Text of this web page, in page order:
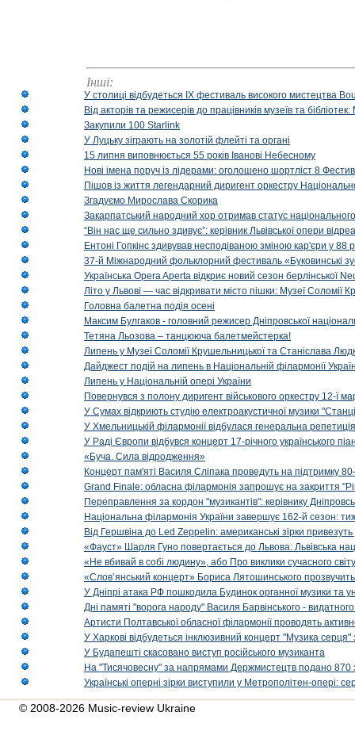
Інші:
У столиці відбудеться IX фестиваль високого мистецтва
Від акторів та режисерів до працівників музеїв та
Закупили 100 Starlink
У Луцьку зіграють на золотій флейті та органі
15 липня виповнюється 55 років Іванові Небесному
Нові імена поруч із лідерами: оголошено шортліст 8
Пішов із життя легендарний диригент оркестру
Згадуємо Мирослава Скорика
Закарпатський народний хор отримав статус національного
“Він нас ще сильно здивує”: керівник Львівської опери
Ентоні Гопкінс здивував несподіваною зміною кар'єри у 88
37-й Міжнародний фольклорний фестиваль «Буковинські
Українська Opera Aperta відкриє новий сезон берлінської
Літо у Львові — час відкривати місто пішки: Музеї Соломії
Головна балетна подія осені
Максим Булгаков - головний режисер Дніпровської
Тетяна Льозова – танцююча балетмейстерка!
Липень у Музеї Соломії Крушельницької та Станіслава
Дайджест подій на липень в Національній філармонії
Липень у Національній опері України
Повернувся з полону диригент військового оркестру 12-ї
У Сумах відкриють студію електроакустичної музики
У Хмельницькій філармонії відбулася генеральна
У Раді Європи відбувся концерт 17-річного українського
«Буча. Сила відродження»
Концерт пам'яті Василя Сліпака проведуть на підтримку
Grand Finale: обласна філармонія запрошує на закриття
Переправлення за кордон "музикантів": керівнику
Національна філармонія України завершує 162-й сезон:
Від Гершвіна до Led Zeppelin: американські зірки
«Фауст» Шарля Гуно повертається до Львова: Львівська
«Не вбивай в собі людину», або Про виклики сучасного світу
«Слов’янський концерт» Бориса Лятошинського
У Дніпрі атака РФ пошкодила Будинок органної музики та
Дні памяті "ворога народу" Василя Барвінського -
Артисти Полтавської обласної філармонії проводять
У Харкові відбудеться інклюзивний концерт "Музика
У Будапешті скасовано виступ російського музиканта
На "Тисячовесну" за напрямами Держмистецтв подано 870
Українські оперні зірки виступили у Метрополітен-опері:
© 2008-2026 Music-review Ukraine